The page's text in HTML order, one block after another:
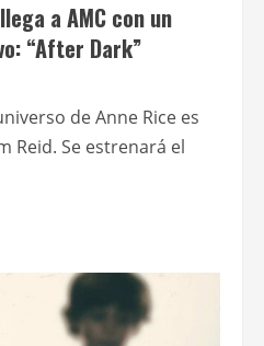
a AMC con un
“After Dark”
de Anne Rice es
Reid. Se estrenará el